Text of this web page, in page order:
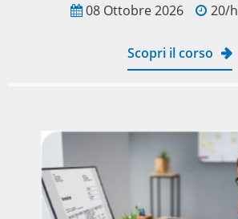
08 Ottobre 2026 20/h
Scopri il corso